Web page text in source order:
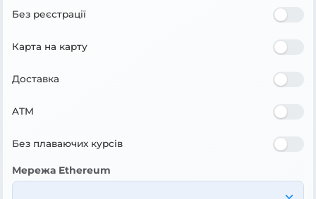
Без реєстрації
Карта на карту
Доставка
ATM
Без плаваючих курсів
Мережа Ethereum